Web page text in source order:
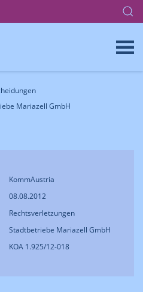
Mariazell GmbH
KommAustria
08.08.2012
Rechtsverletzungen
Stadtbetriebe Mariazell GmbH
KOA 1.925/12-018